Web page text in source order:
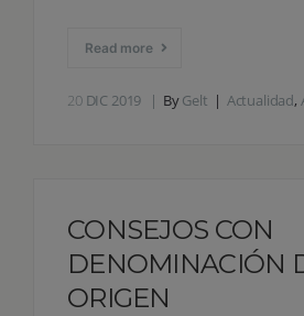
Read more
20 DIC 2019 ByGelt Actualidad,
CONSEJOS CON
DENOMINACIÓN
ORIGEN